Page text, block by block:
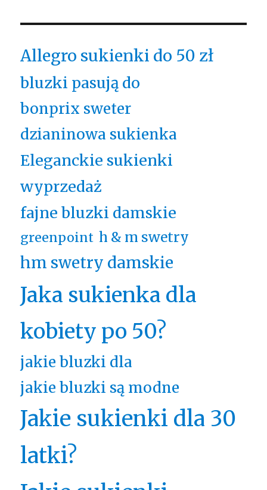
Allegro sukienki do 50 zł
bluzki pasują do
bonprix sweter
dzianinowa sukienka
Eleganckie sukienki
wyprzedaż
fajne bluzki damskie
greenpoint h & m swetry
hm swetry damskie
Jaka sukienka dla
kobiety po 50?
jakie bluzki dla
jakie bluzki są modne
Jakie sukienki dla 30
latki?